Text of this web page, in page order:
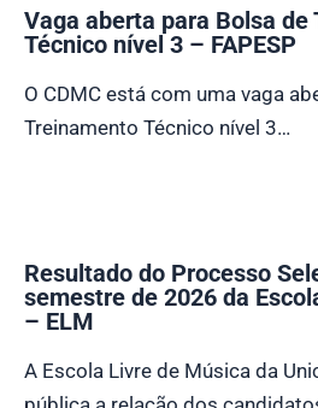
Vaga aberta para Bolsa de
Técnico nível 3 – FAPESP
O CDMC está com uma vaga
Treinamento Técnico nível 3…
Resultado do Processo
semestre de 2026 da
– ELM
A Escola Livre de Música da